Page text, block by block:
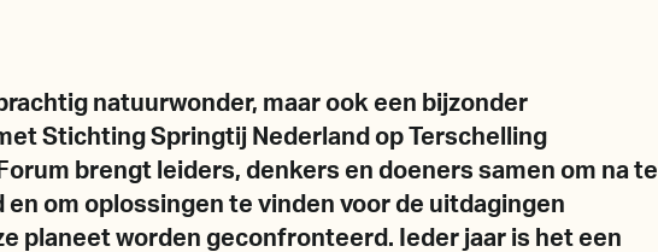
natuurwonder, maar ook een bijzonder
Stichting Springtij Nederland op Terschelling
brengt leiders, denkers en doeners samen om na te
en om oplossingen te vinden voor de uitdagingen
planeet worden geconfronteerd. Ieder jaar is het een